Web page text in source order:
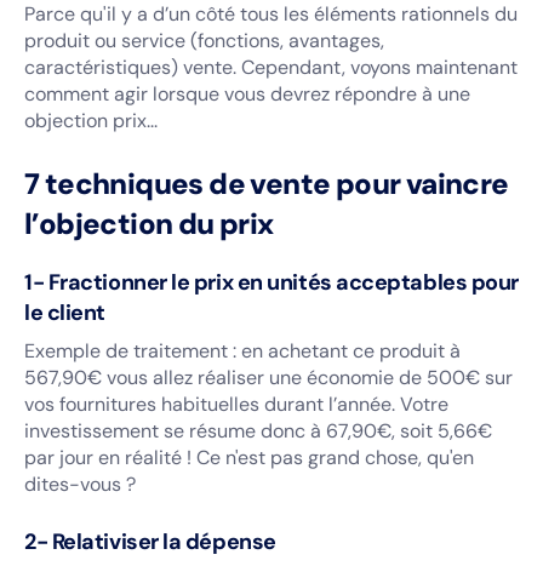
Parce qu'il y a d’un côté tous les éléments rationnels du
produit ou service (fonctions, avantages,
caractéristiques) vente. Cependant, voyons maintenant
comment agir lorsque vous devrez répondre à une
objection prix...
7 techniques de vente pour vaincre
l’objection du prix
1- Fractionner le prix en unités acceptables pour
le client
Exemple de traitement : en achetant ce produit à
567,90€ vous allez réaliser une économie de 500€ sur
vos fournitures habituelles durant l’année. Votre
investissement se résume donc à 67,90€, soit 5,66€
par jour en réalité ! Ce n'est pas grand chose, qu'en
dites-vous ?
2- Relativiser la dépense